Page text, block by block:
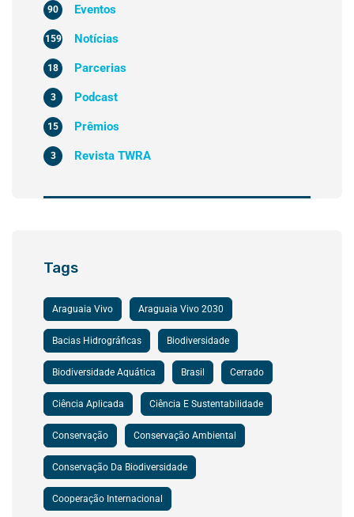
Eventos
90
Notícias
159
Parcerias
18
Podcast
3
Prêmios
15
Revista TWRA
3
Tags
Araguaia Vivo Araguaia Vivo 2030
Bacias Hidrográficas Biodiversidade
Biodiversidade Aquática Brasil Cerrado
Ciência Aplicada Ciência E Sustentabilidade
Conservação Conservação Ambiental
Conservação Da Biodiversidade
Cooperação Internacional